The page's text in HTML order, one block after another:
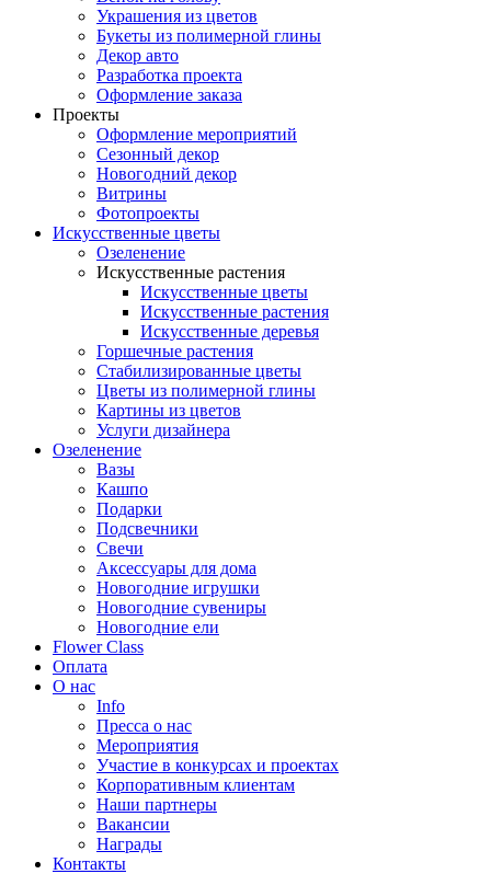
Украшения из цветов
Букеты из полимерной глины
Декор авто
Разработка проекта
Оформление заказа
Проекты
Оформление мероприятий
Сезонный декор
Новогодний декор
Витрины
Фотопроекты
Искусственные цветы
Озеленение
Искусственные растения
Искусственные цветы
Искусственные растения
Искусственные деревья
Горшечные растения
Стабилизированные цветы
Цветы из полимерной глины
Картины из цветов
Услуги дизайнера
Озеленение
Вазы
Кашпо
Подарки
Подсвечники
Свечи
Аксессуары для дома
Новогодние игрушки
Новогодние сувениры
Новогодние ели
Flower Class
Оплата
О нас
Info
Пресса о нас
Мероприятия
Участие в конкурсах и проектах
Корпоративным клиентам
Наши партнеры
Вакансии
Награды
Контакты